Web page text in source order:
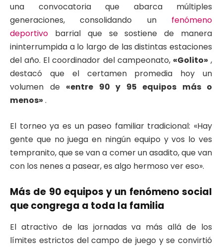
una convocatoria que abarca múltiples
generaciones, consolidando un fenómeno
deportivo barrial que se sostiene de manera
ininterrumpida a lo largo de las distintas estaciones
del año. El coordinador del campeonato, «Golito» ,
destacó que el certamen promedia hoy un
volumen de «entre 90 y 95 equipos más o
menos» .
El torneo ya es un paseo familiar tradicional: «Hay
gente que no juega en ningún equipo y vos lo ves
tempranito, que se van a comer un asadito, que van
con los nenes a pasear, es algo hermoso ver eso».
Más de 90 equipos y un fenómeno social
que congrega a toda la familia
El atractivo de las jornadas va más allá de los
límites estrictos del campo de juego y se convirtió